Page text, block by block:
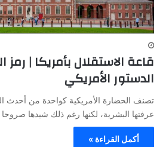
قاعة الاستقلال بأمريكا | رمز
الدستور الأمريكي
تصنف الحضارة الأمريكية كواحدة من أحدث
عرفتها البشرية، لكنها رغم ذلك شيدها
أكمل القراءة »